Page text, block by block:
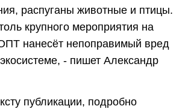
распуганы животные и птицы.
крупного мероприятия на
нанесёт непоправимый вред
- пишет Александр
публикации, подробно